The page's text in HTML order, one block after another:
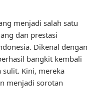
menjadi salah satu
dan prestasi
Dikenal dengan
bangkit kembali
sulit. Kini, mereka
menjadi sorotan